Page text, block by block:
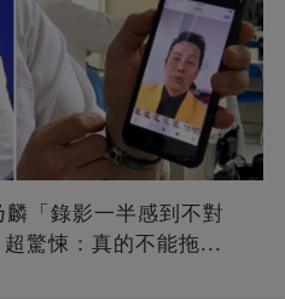
「錄影一半感到不對
驚悚：真的不能拖...